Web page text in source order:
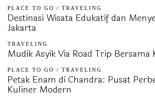
PLACE TO GO / TRAVELING
Destinasi Wisata Edukatif dan
Jakarta
TRAVELING
Mudik Asyik Via Road Trip Bersama
PLACE TO GO / TRAVELING
Petak Enam di Chandra: Pusat
Kuliner Modern